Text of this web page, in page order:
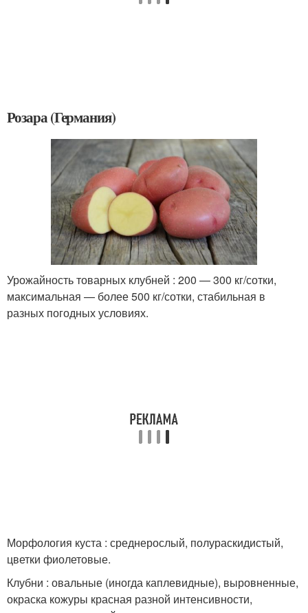
Розара (Германия)
Урожайность товарных клубней : 200 — 300 кг/сотки,
максимальная — более 500 кг/сотки, стабильная в
разных погодных условиях.
Морфология куста : среднерослый, полураскидистый,
цветки фиолетовые.
Клубни : овальные (иногда каплевидные), выровненные,
окраска кожуры красная разной интенсивности,